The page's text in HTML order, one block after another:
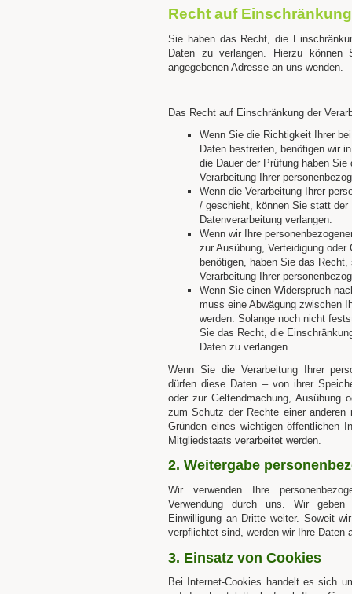
Recht auf
Sie haben das Recht, die
Daten zu verlangen. Hierzu
angegebenen Adresse an uns wenden.
Das Recht auf Einschränkung der
Wenn Sie die Richtigkeit Ihrer
Daten bestreiten, benötigen wir
die Dauer der Prüfung haben
Verarbeitung Ihrer
Wenn die Verarbeitung Ihrer
/ geschieht, können Sie statt
Datenverarbeitung verlangen.
Wenn wir Ihre
zur Ausübung, Verteidigung
benötigen, haben Sie das
Verarbeitung Ihrer
Wenn Sie einen Widerspruch
muss eine Abwägung zwischen
werden. Solange noch nicht
Sie das Recht, die
Daten zu verlangen.
Wenn Sie die Verarbeitung Ihrer
dürfen diese Daten – von ihrer
oder zur Geltendmachung, Ausübung
zum Schutz der Rechte einer
Gründen eines wichtigen öffentlichen
Mitgliedstaats verarbeitet werden.
2. Weitergabe
Wir verwenden Ihre
Verwendung durch uns. Wir
Einwilligung an Dritte weiter. Soweit
verpflichtet sind, werden wir Ihre Daten
3. Einsatz von Cookies
Bei Internet-Cookies handelt es sich